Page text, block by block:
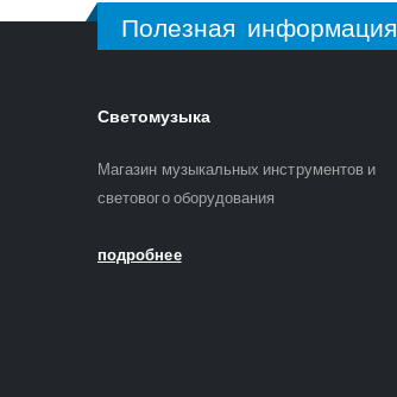
Полезная информация
Светомузыка
Магазин музыкальных инструментов и
светового оборудования
подробнее